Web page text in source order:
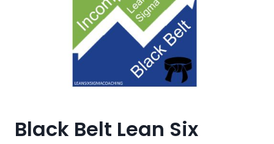
Black Belt Lean Six